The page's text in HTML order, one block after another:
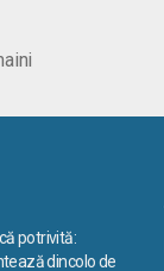
potrivită:
dincolo de